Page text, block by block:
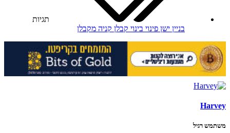
תגיות
בניין ישן פינוי בינוי קבלן קניה מקבלן
Harvey
משתמש רגיל